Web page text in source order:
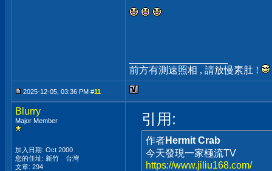
前方有測速照相 , 請放慢素肚 !
2025-12-05, 03:36 PM #11
Blurry
Major Member
加入日期: Oct 2000
您的住址: 新竹 台灣
文章: 294
引用:
作者Hermit Crab
今天發現一家極流TV
https://www.jiliu168.com/